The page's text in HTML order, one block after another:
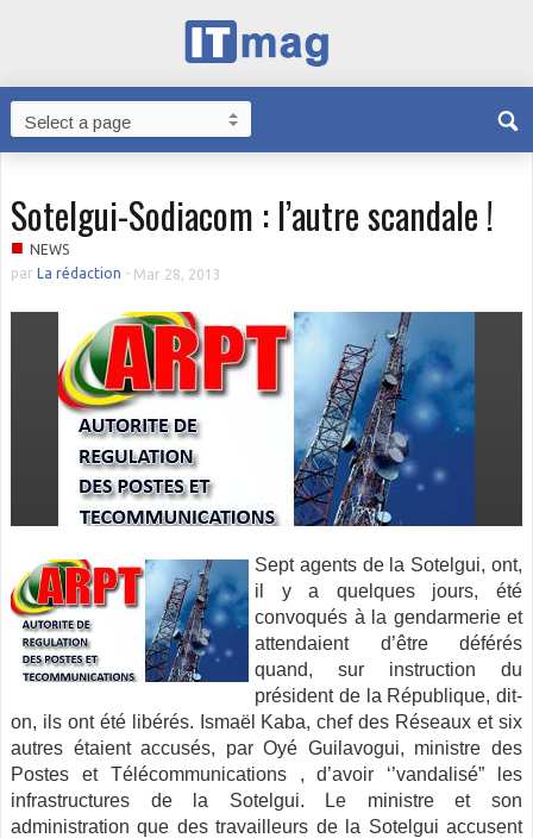
Sotelgui-Sodiacom : l’autre scandale !
■ NEWS
par La rédaction - Mar 28, 2013
Sept agents de la Sotelgui, ont,
il y a quelques jours, été
convoqués à la gendarmerie et
attendaient d’être déférés
quand, sur instruction du
président de la République, dit-
on, ils ont été libérés. Ismaël Kaba, chef des Réseaux et six
autres étaient accusés, par Oyé Guilavogui, ministre des
Postes et Télécommunications , d’avoir ‘’vandalisé” les
infrastructures de la Sotelgui. Le ministre et son
administration que des travailleurs de la Sotelgui accusent